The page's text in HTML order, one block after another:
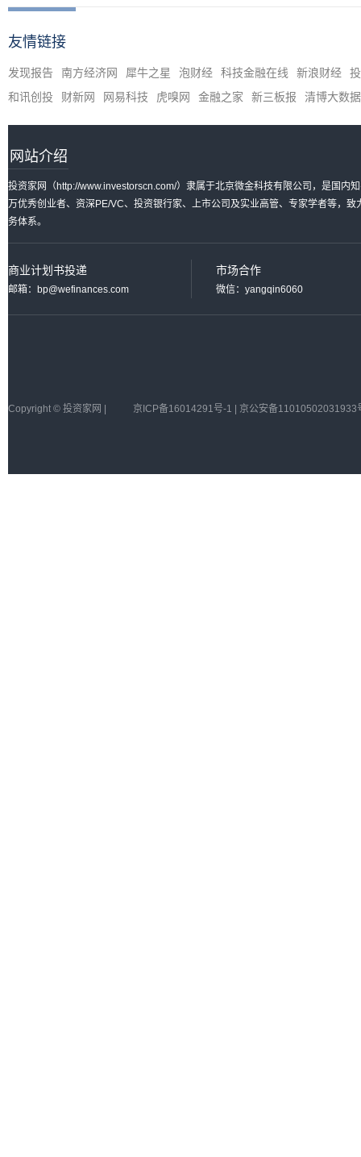
友情链接
发现报告 南方经济网 犀牛之星 泡财经 科技金融在线 新浪财经
和讯创投
财新网 网易科技 虎嗅网 金融之家 新三板报 清博大数据
网站介绍
投资家网（http://www.investorscn.com/）隶属于北京微金科技有限公司，是国内
万优秀创业者、资深PE/VC、投资银行家、上市公司及实业高管、专家学者等，
务体系。
商业计划书投递
邮箱：bp@wefinances.com
市场合作
微信：yangqin6060
Copyright © 投资家网 | 京ICP备16014291号-1 | 京公安备11010502031933